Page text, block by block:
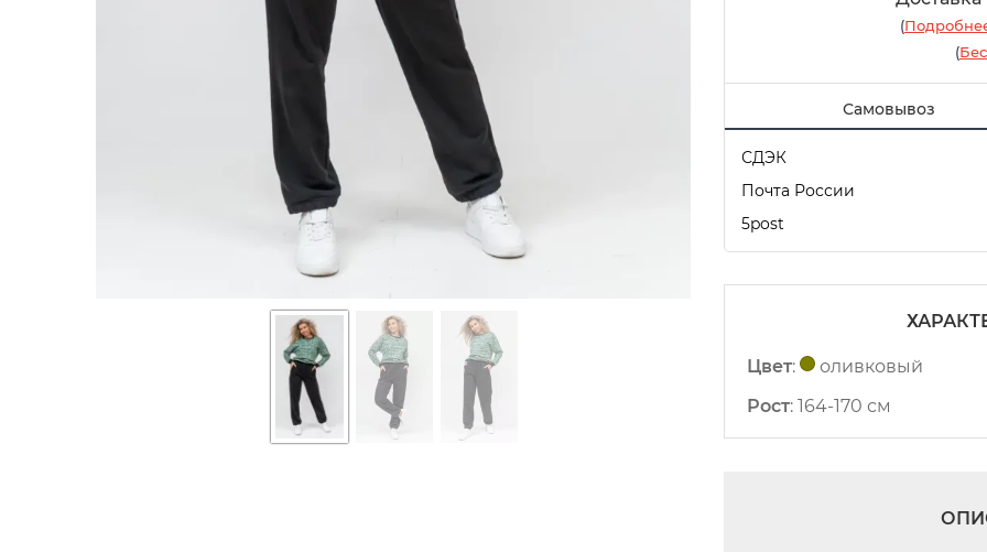
(
(
Самовывоз
СДЭК
Почта России
5post
Цвет:
оливковый
Рост: 164-170 см